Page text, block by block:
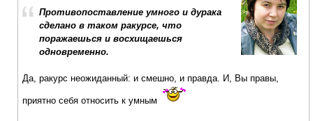
Противопоставление умного и дурака
сделано в таком ракурсе, что
поражаешься и восхищаешься
одновременно.
Да, ракурс неожиданный: и смешно, и правда. И, Вы правы,
приятно себя относить к умным